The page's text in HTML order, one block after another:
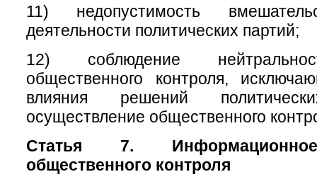
11) недопустимость
деятельности политических партий;
12) соблюдение
общественного контроля,
влияния решений
осуществление общественного
Статья 7.
общественного контроля